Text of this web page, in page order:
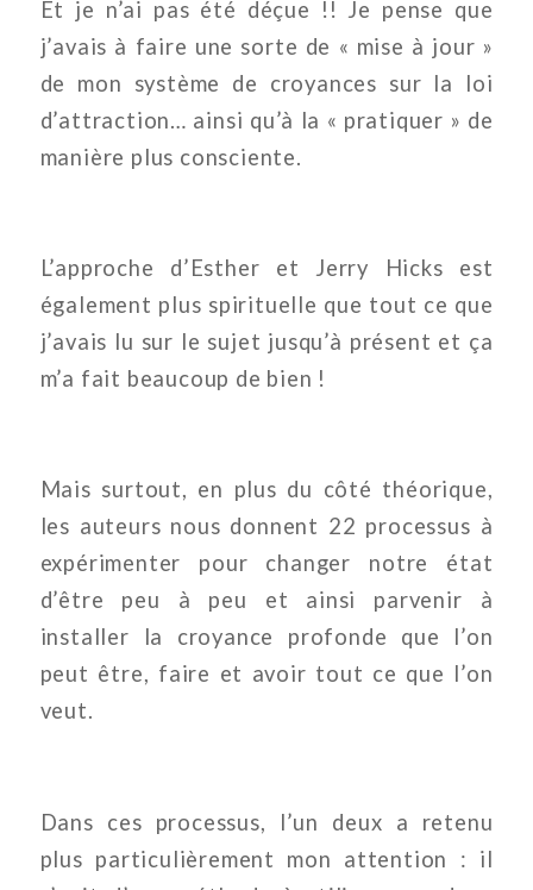
Et je n’ai pas été déçue !! Je pense que
j’avais à faire une sorte de « mise à jour »
de mon système de croyances sur la loi
d’attraction… ainsi qu’à la « pratiquer » de
manière plus consciente.
L’approche d’Esther et Jerry Hicks est
également plus spirituelle que tout ce que
j’avais lu sur le sujet jusqu’à présent et ça
m’a fait beaucoup de bien !
Mais surtout, en plus du côté théorique,
les auteurs nous donnent 22 processus à
expérimenter pour changer notre état
d’être peu à peu et ainsi parvenir à
installer la croyance profonde que l’on
peut être, faire et avoir tout ce que l’on
veut.
Dans ces processus, l’un deux a retenu
plus particulièrement mon attention : il